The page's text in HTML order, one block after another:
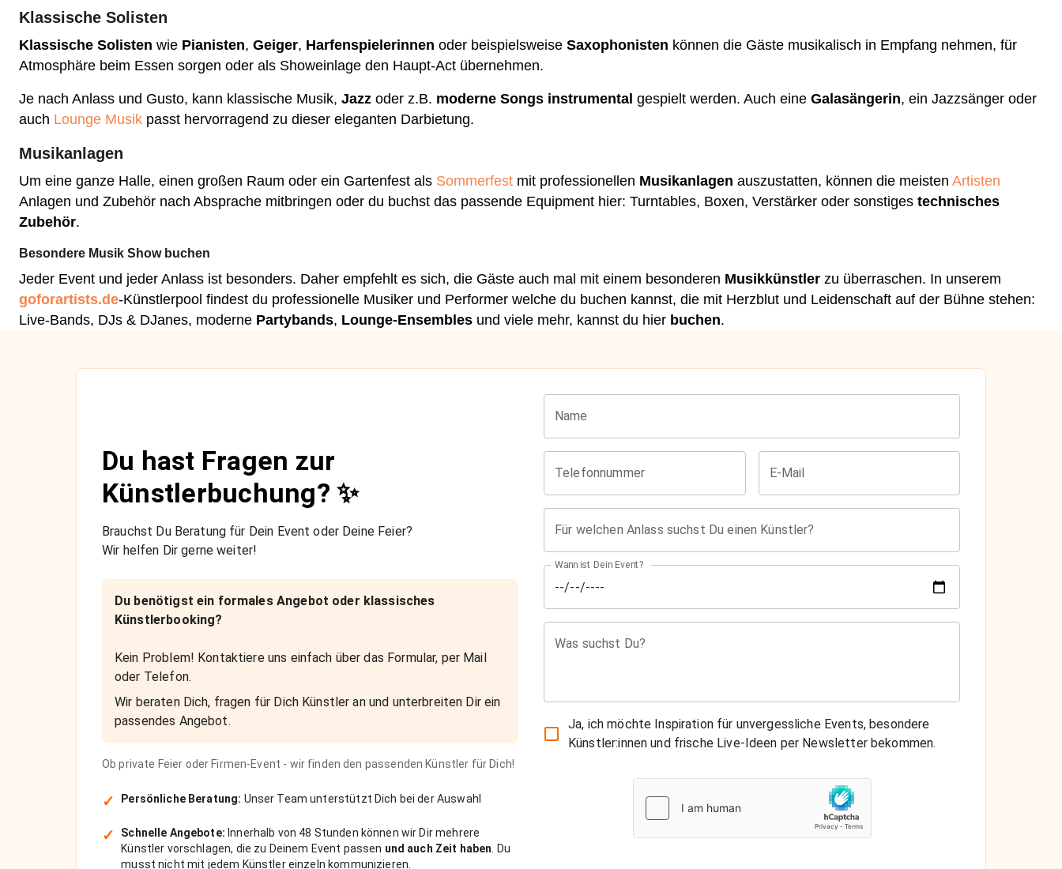
Klassische Solisten
Klassische Solisten wie Pianisten, Geiger, Harfenspielerinnen oder beispielsweise Saxophonisten können die Gäste musikalisch in Empfang nehmen, für
Atmosphäre beim Essen sorgen oder als Showeinlage den Haupt-Act übernehmen.
Je nach Anlass und Gusto, kann klassische Musik, Jazz oder z.B. moderne Songs instrumental gespielt werden. Auch eine Galasängerin, ein Jazzsänger oder
auch Lounge Musik passt hervorragend zu dieser eleganten Darbietung.
Musikanlagen
Um eine ganze Halle, einen großen Raum oder ein Gartenfest als Sommerfest mit professionellen Musikanlagen auszustatten, können die meisten Artisten
Anlagen und Zubehör nach Absprache mitbringen oder du buchst das passende Equipment hier: Turntables, Boxen, Verstärker oder sonstiges technisches
Zubehör.
Besondere Musik Show buchen
Jeder Event und jeder Anlass ist besonders. Daher empfehlt es sich, die Gäste auch mal mit einem besonderen Musikkünstler zu überraschen. In unserem
goforartists.de-Künstlerpool findest du professionelle Musiker und Performer welche du buchen kannst, die mit Herzblut und Leidenschaft auf der Bühne stehen:
Live-Bands, DJs & DJanes, moderne Partybands, Lounge-Ensembles und viele mehr, kannst du hier buchen.
Du hast Fragen zur
Künstlerbuchung? ✨
Brauchst Du Beratung für Dein Event oder Deine Feier?
Wir helfen Dir gerne weiter!
Du benötigst ein formales Angebot oder klassisches
Künstlerbooking?
Kein Problem! Kontaktiere uns einfach über das Formular, per Mail
oder Telefon.
Wir beraten Dich, fragen für Dich Künstler an und unterbreiten Dir ein
passendes Angebot.
Ob private Feier oder Firmen-Event - wir finden den passenden Künstler für Dich!
✓ Persönliche Beratung: Unser Team unterstützt Dich bei der Auswahl
✓ Schnelle Angebote: Innerhalb von 48 Stunden können wir Dir mehrere
Künstler vorschlagen, die zu Deinem Event passen und auch Zeit haben . Du
musst nicht mit jedem Künstler einzeln kommunizieren.
Name
Telefonnummer E-Mail
Für welchen Anlass suchst Du einen Künstler?
Wann ist Dein Event?
Was suchst Du?
Ja, ich möchte Inspiration für unvergessliche Events, besondere
Künstler:innen und frische Live-Ideen per Newsletter bekommen.